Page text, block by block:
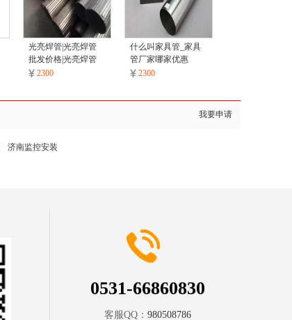
光亮焊管|光亮焊管
批发价格|光亮焊管
采购2300
什么叫家具管_家具
管厂家哪家优惠
2300
我要申请
济南监控安装
0531-66860830
客服QQ： 980508786